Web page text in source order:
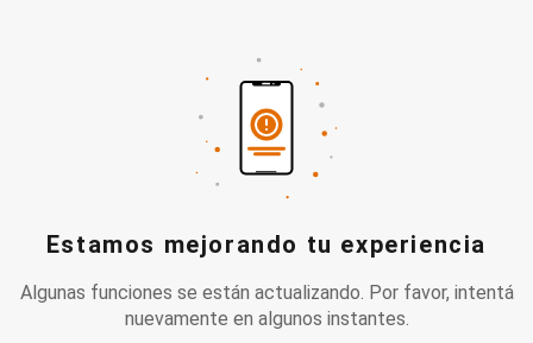
Estamos mejorando tu experiencia
Algunas funciones se están actualizando. Por favor, intentá
nuevamente en algunos instantes.